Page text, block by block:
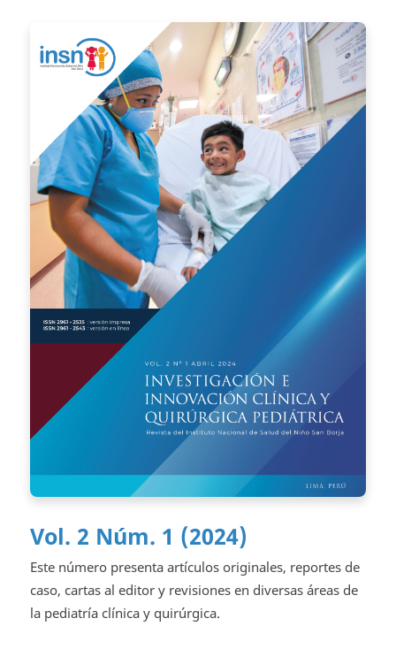
Vol. 2 Núm. 1 (2024)
Este número presenta artículos originales, reportes de
caso, cartas al editor y revisiones en diversas áreas de
la pediatría clínica y quirúrgica.